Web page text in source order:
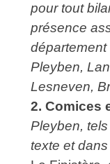
pour tout
présence
département
Pleyben,
Lesneven,
2. Comices
Pleyben,
texte et